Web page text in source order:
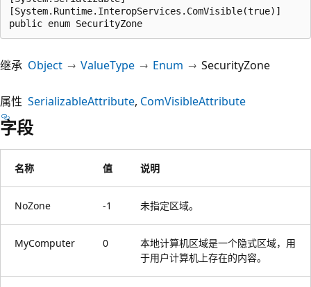
[System.Runtime.InteropServices.ComVisible(true)]
public enum SecurityZone
继承 Object ValueType Enum SecurityZone
属性 SerializableAttribute ComVisibleAttribute
字段
名称 值 说明
NoZone -1 未指定区域。
MyComputer 0
本地计算机区域是一个隐式区域，用
于用户计算机上存在的内容。